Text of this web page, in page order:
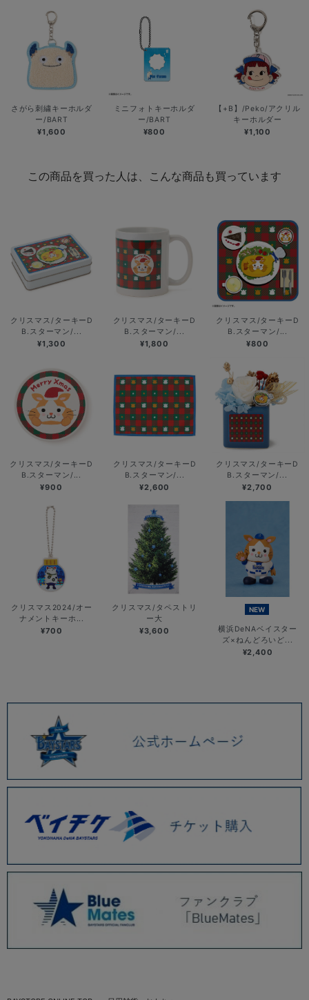
さがら刺繍キーホルダ
ー/BART
¥1,600
ミニフォトキーホルダ
ー/BART
¥800
【+B】/Peko/アクリル
キーホルダー
¥1,100
この商品を買った人は、こんな商品も買っています
クリスマス/ターキーD
B.スターマン/...
¥1,300
クリスマス/ターキーD
B.スターマン/...
¥1,800
クリスマス/ターキーD
B.スターマン/...
¥800
クリスマス/ターキーD
B.スターマン/...
¥900
クリスマス/ターキーD
B.スターマン/...
¥2,600
クリスマス/ターキーD
B.スターマン/...
¥2,700
クリスマス2024/オー
ナメントキーホ...
¥700
クリスマス/タペストリ
ー大
¥3,600
NEW
横浜DeNAベイスター
ズ×ねんどろいど...
¥2,400